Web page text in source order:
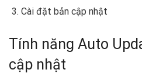
Cài đặt bản cập nhật
Tính năng Auto
cập nhật